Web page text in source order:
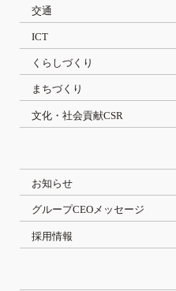
交通
ICT
くらしづくり
まちづくり
文化・社会貢献CSR
お知らせ
グループCEOメッセージ
採用情報